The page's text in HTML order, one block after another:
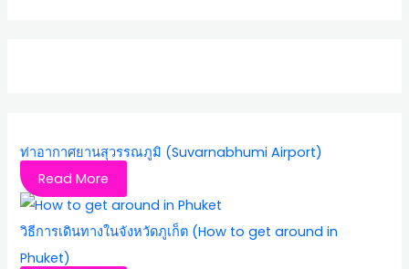
ท่าอากาศยานสุวรรณภูมิ (Suvarnabhumi Airport)
Read More
วิธีการเดินทางในจังหวัดภูเก็ต (How to get around in
Phuket)